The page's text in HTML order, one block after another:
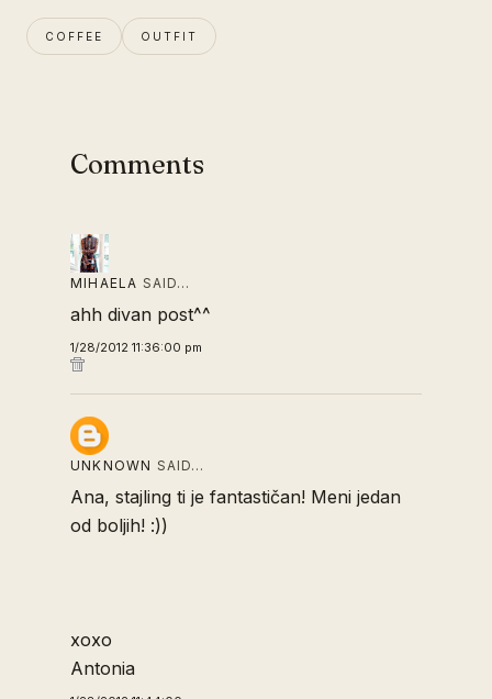
COFFEE OUTFIT
Comments
MIHAELA SAID…
ahh divan post^^
1/28/2012 11:36:00 pm
UNKNOWN SAID…
Ana, stajling ti je fantastičan! Meni jedan
od boljih! :))
xoxo
Antonia